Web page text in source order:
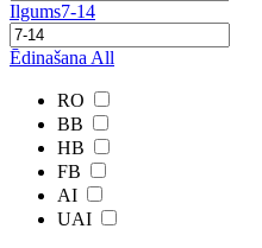
Ilgums7-14
Ēdinašana All
RO
BB
HB
FB
AI
UAI